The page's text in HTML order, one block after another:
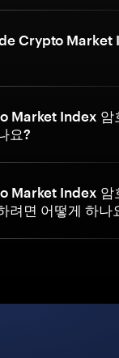
Crypto Market
Market Index 암
요?
Market Index 암
려면 어떻게 하나